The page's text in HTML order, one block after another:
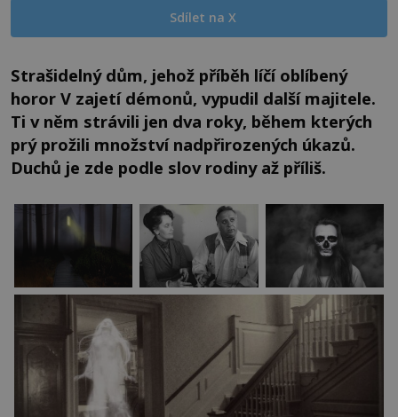
Sdílet na X
Strašidelný dům, jehož příběh líčí oblíbený
horor V zajetí démonů, vypudil další majitele.
Ti v něm strávili jen dva roky, během kterých
prý prožili množství nadpřirozených úkazů.
Duchů je zde podle slov rodiny až příliš.